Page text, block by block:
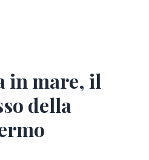
in mare, il
della